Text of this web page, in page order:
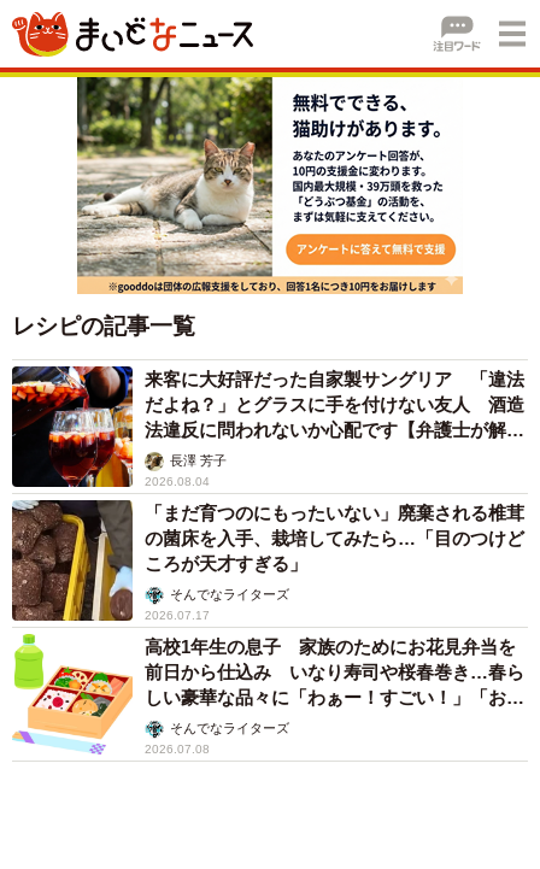
レシピの記事一覧
来客に大好評だった自家製サングリア 「違法
だよね？」とグラスに手を付けない友人 酒造
法違反に問われないか心配です【弁護士が解
説】長澤 芳子
2026.08.04
「まだ育つのにもったいない」廃棄される椎茸
の菌床を入手、栽培してみたら…「目のつけど
ころが天才すぎる」
そんでなライターズ
2026.07.17
高校1年生の息子 家族のためにお花見弁当を
前日から仕込み いなり寿司や桜春巻き…春ら
しい豪華な品々に「わぁー！すごい！」「お店
みたい」
そんでなライターズ
2026.07.08